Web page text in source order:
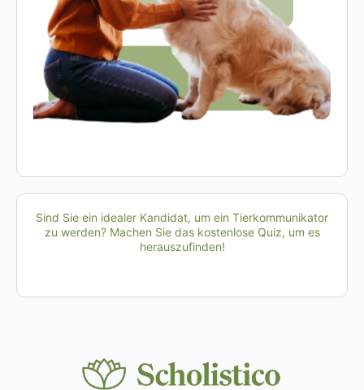
Sind Sie ein idealer Kandidat, um ein Tierkommunikator
zu werden? Machen Sie das kostenlose Quiz, um es
herauszufinden!